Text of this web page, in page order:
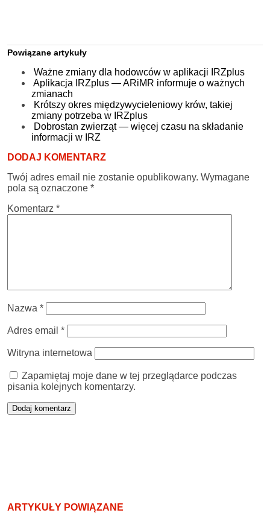
Powiązane artykuły
Ważne zmiany dla hodowców w aplikacji IRZplus
Aplikacja IRZplus — ARiMR informuje o ważnych
zmianach
Krótszy okres międzywycieleniowy krów, takiej
zmiany potrzeba w IRZplus
Dobrostan zwierząt — więcej czasu na składanie
informacji w IRZ
DODAJ KOMENTARZ
Twój adres email nie zostanie opublikowany. Wymagane
pola są oznaczone *
Komentarz *
Nazwa *
Adres email *
Witryna internetowa
Zapamiętaj moje dane w tej przeglądarce podczas
pisania kolejnych komentarzy.
ARTYKUŁY POWIĄZANE